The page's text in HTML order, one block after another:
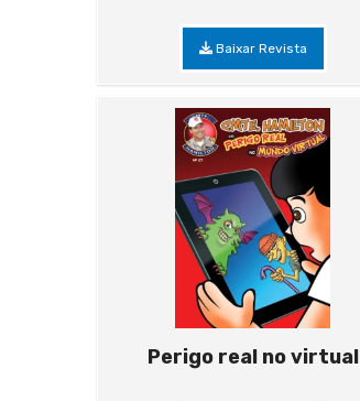
Baixar Revista
Perigo real no virtual